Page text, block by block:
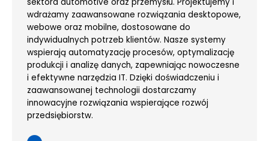
sektora automotive oraz przemysłu. Projektujemy i
wdrażamy zaawansowane rozwiązania desktopowe,
webowe oraz mobilne, dostosowane do
indywidualnych potrzeb klientów. Nasze systemy
wspierają automatyzację procesów, optymalizację
produkcji i analizę danych, zapewniając nowoczesne
i efektywne narzędzia IT. Dzięki doświadczeniu i
zaawansowanej technologii dostarczamy
innowacyjne rozwiązania wspierające rozwój
przedsiębiorstw.